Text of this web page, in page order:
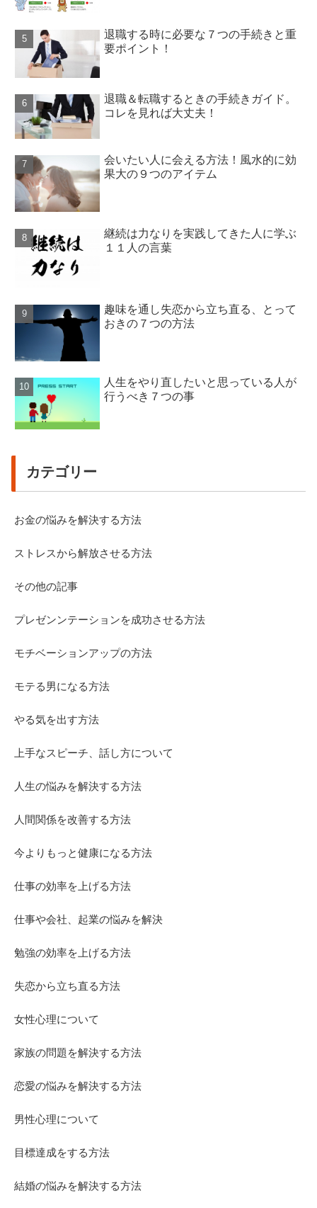
退職する時に必要な７つの手続きと重
要ポイント！
退職＆転職するときの手続きガイド。
コレを見れば大丈夫！
会いたい人に会える方法！風水的に効
果大の９つのアイテム
継続は力なりを実践してきた人に学ぶ
１１人の言葉
趣味を通し失恋から立ち直る、とって
おきの７つの方法
人生をやり直したいと思っている人が
行うべき７つの事
カテゴリー
お金の悩みを解決する方法
ストレスから解放させる方法
その他の記事
プレゼンンテーションを成功させる方法
モチベーションアップの方法
モテる男になる方法
やる気を出す方法
上手なスピーチ、話し方について
人生の悩みを解決する方法
人間関係を改善する方法
今よりもっと健康になる方法
仕事の効率を上げる方法
仕事や会社、起業の悩みを解決
勉強の効率を上げる方法
失恋から立ち直る方法
女性心理について
家族の問題を解決する方法
恋愛の悩みを解決する方法
男性心理について
目標達成をする方法
結婚の悩みを解決する方法